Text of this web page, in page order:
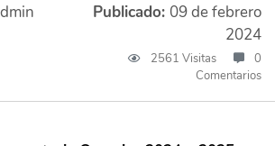
Publicado: 09 de febrero
2024
2561 Visitas
0
Comentarios